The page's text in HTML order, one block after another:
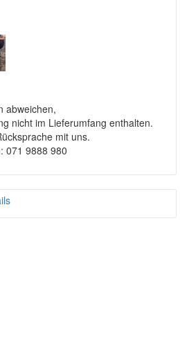
abweichen,
nicht im Lieferumfang enthalten.
mit uns.
071 9888 980